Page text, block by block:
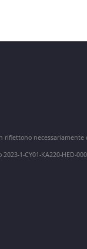
1-CY01-KA220-HED-